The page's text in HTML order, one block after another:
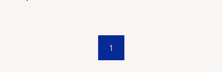
1